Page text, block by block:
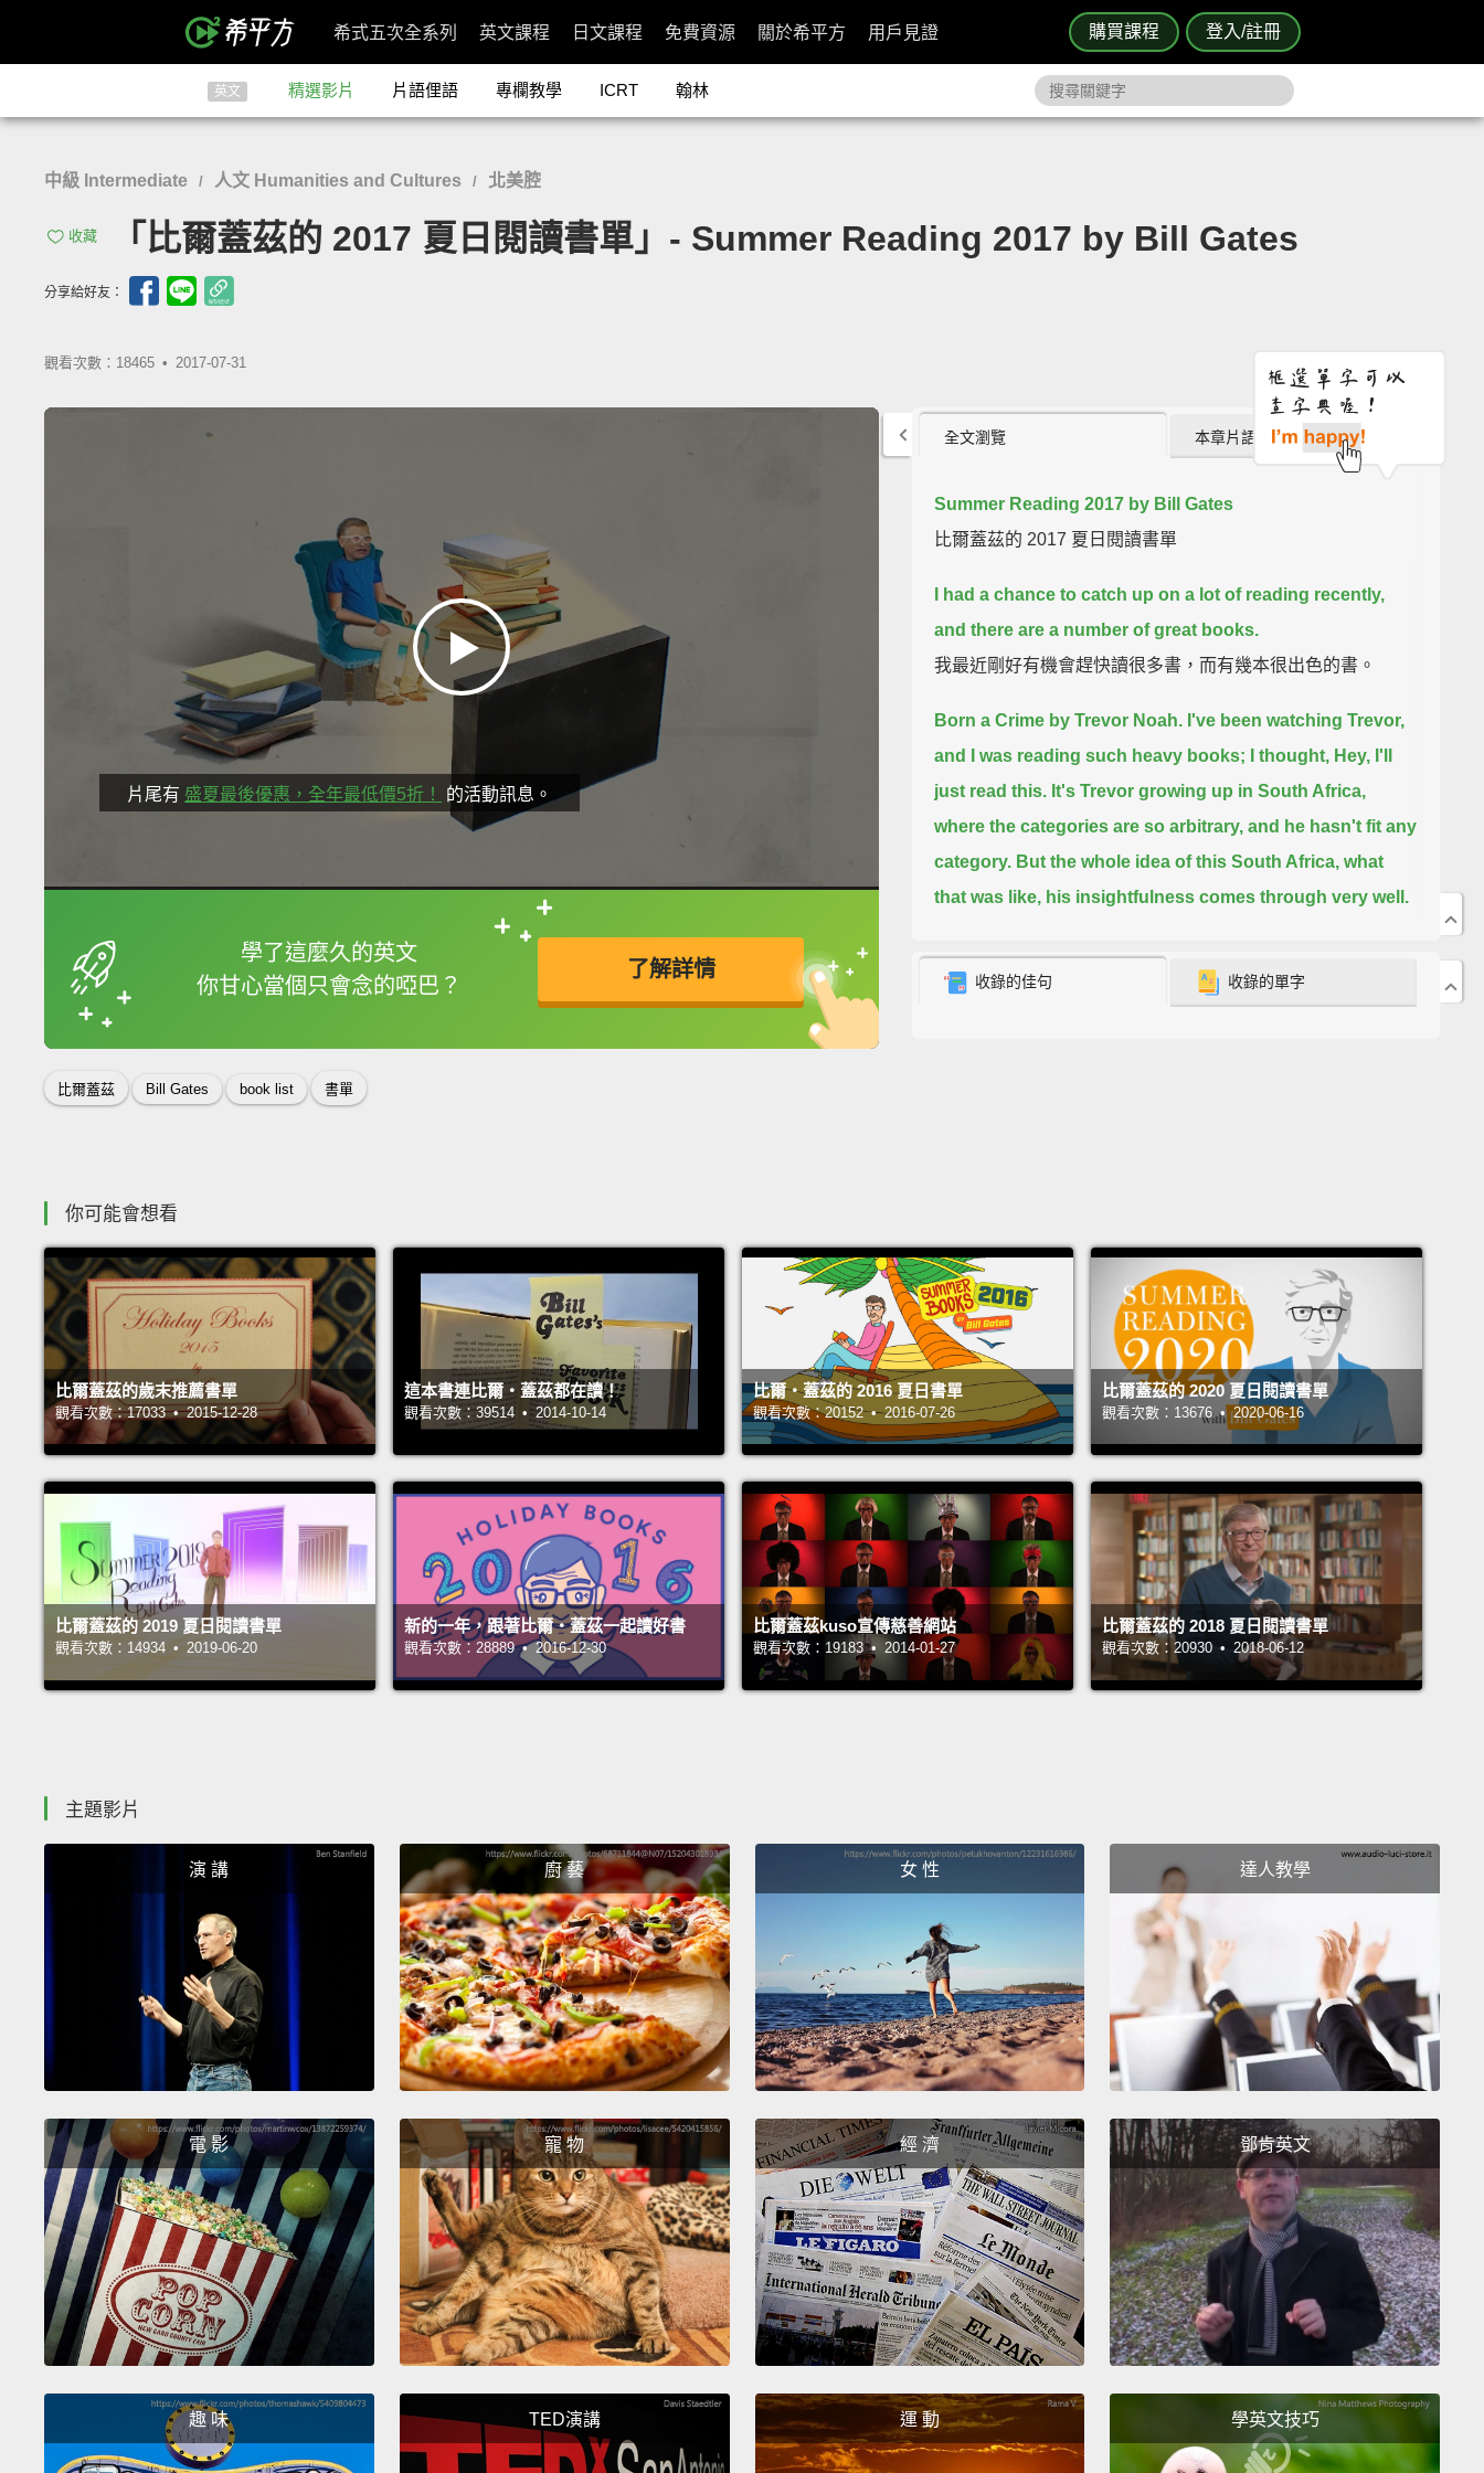
購買課程 登入/註冊
希式五次全系列 英文課程 日文課程 免費資源 關於希平方 用戶見證
英文 精選影片 片語俚語 專欄教學 ICRT 翰林
中級 Intermediate / 人文 Humanities and Cultures / 北美腔
收藏 「比爾蓋茲的 2017 夏日閱讀書單」- Summer Reading 2017 by Bill Gates
分享給好友：
觀看次數：18465 • 2017-07-31
片尾有 盛夏最後優惠，全年最低價5折！ 的活動訊息。
學了這麼久的英文
你甘心當個只會念的啞巴？
了解詳情
框選或點兩下字幕可以直接查字典喔！
英
比爾蓋茲 Bill Gates book list 書單
全文瀏覽 本章片語 (0)
Summer Reading 2017 by Bill Gates
比爾蓋茲的 2017 夏日閱讀書單
I had a chance to catch up on a lot of reading recently,
and there are a number of great books.
我最近剛好有機會趕快讀很多書，而有幾本很出色的書。
Born a Crime by Trevor Noah. I've been watching Trevor,
and I was reading such heavy books;
I thought, Hey, I'll
just read this. It's Trevor growing up in South Africa,
where the categories are so arbitrary, and he hasn't fit any
category. But the whole idea of this South Africa, what
that was like, his insightfulness comes through very well.
節目，然後我那時在讀很嚴肅的書；所以我就想，嘿，那我就
來讀這本吧。裡面是 Trevor 在南非的成長故事，南非對種族分
resources are short, people aren't happy,
people turn to
drugs, alcohol, you can't count on your parents to be
around—
I really felt I got a glimpse of something honest.
J.D. Vance 的《鄉巴佬的輓歌(暫譯)》。這是個很棒的故事，
描述在肯塔基州和俄亥俄州一個偏鄉家庭長大的孩子，卻成功
變成從耶魯法學院畢業的律師的故事。那種先天存在的混亂，
生在一個資源短缺的家庭，沒有人開心，人們開始吸毒、酗
酒，你沒辦法指望父母在身邊－－我真的覺得自己窺得某種真
實樣貌。
The Heart by Maylis de Kerangal. This is one that my wife,
Melinda, found—
incredibly well-written. It's about a young
man who dies and his heart's being transplanted to
男子，而他的心臟被移植到另一名病人身上。準備好掉幾滴淚
吧，因為你會和人們產生很深的連結。
A Full Life: Reflections at Ninety by Jimmy Carter. He's a
very thoughtful person about big issues.
You know, he
didn't go into politics just to win. He had a certain
viewpoint about behavior, and he had a nuanced view of
racial relations, you know, shows how brave he is.
Jimmy Carter 的《充實的一生：回顧人生九十(暫譯)》。他是
個很關心重大議題的人。你知道，他不是只為了贏才投入政
治。他對人的行為自有一套見解，而且他對種族關係的觀點和
人不太一樣，那顯示出他有多勇敢。
Homo Deus by Yuval Noah Harari. He wrote Sapiens. And
he's again telling us about where humanity is, what we've
achieved, and how to think about the problems that are
close to not being problems—war, famine, health—and
looking at where do we go from here.
Yuval Noah Harari 的《人類大命運：從智人到神人》。作者
收錄的佳句 收錄的單字
你可能會想看
比爾蓋茲的歲末推薦書單
觀看次數：17033 • 2015-12-28
這本書連比爾‧蓋茲都在讀！
觀看次數：39514 • 2014-10-14
比爾‧蓋茲的 2016 夏日書單
觀看次數：20152 • 2016-07-26
比爾蓋茲的 2020 夏日閱讀書單
觀看次數：13676 • 2020-06-16
比爾蓋茲的 2019 夏日閱讀書單
觀看次數：14934 • 2019-06-20
新的一年，跟著比爾‧蓋茲一起讀好書
觀看次數：28889 • 2016-12-30
比爾蓋茲kuso宣傳慈善網站
觀看次數：19183 • 2014-01-27
比爾蓋茲的 2018 夏日閱讀書單
觀看次數：20930 • 2018-06-12
主題影片
演 講 廚 藝 女 性 達人教學
電 影 寵 物 經 濟 鄧肯英文
趣 味 TED演講 運 動 學英文技巧